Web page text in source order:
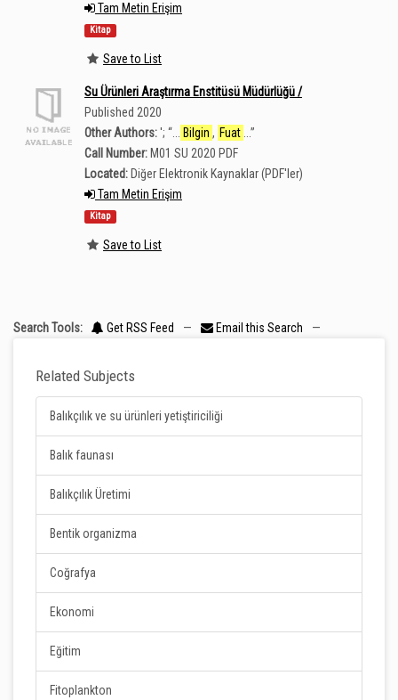
Tam Metin Erişim
Kitap
Save to List
Su Ürünleri Araştırma Enstitüsü Müdürlüğü /
Published 2020
Other Authors:'; “ Bilgin , Fuat ...”
Call Number: M01 SU 2020 PDF
Located: Diğer Elektronik Kaynaklar (PDF'ler)
Tam Metin Erişim
Kitap
Save to List
Search Tools: Get RSS Feed — Email this Search —
Related Subjects
Balıkçılık ve su ürünleri yetiştiriciliği
Balık faunası
Balıkçılık Üretimi
Bentik organizma
Coğrafya
Ekonomi
Eğitim
Fitoplankton